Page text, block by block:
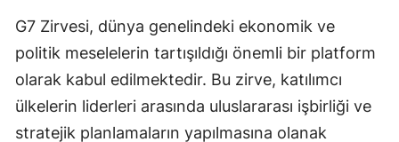
Kırşehir
Kocaeli
Konya
G7 Zirvesi, dünya genelindeki ekonomik ve
politik meselelerin tartışıldığı önemli bir platform
olarak kabul edilmektedir. Bu zirve, katılımcı
ülkelerin liderleri arasında uluslararası işbirliği ve
stratejik planlamaların yapılmasına olanak